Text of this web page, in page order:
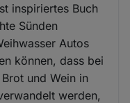
inspiriertes Buch
Sünden
Autos
können, dass bei
und Wein in
werden,